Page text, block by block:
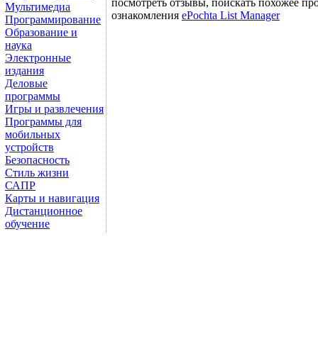
Мультимедиа
Программирование
Образование и
наука
Электронные
издания
Деловые
программы
Игры и развлечения
Программы для
мобильных
устройств
Безопасность
Стиль жизни
САПР
Карты и навигация
Дистанционное
обучение
посмотреть отзывы, поискать похожее
ознакомления ePochta List Manager